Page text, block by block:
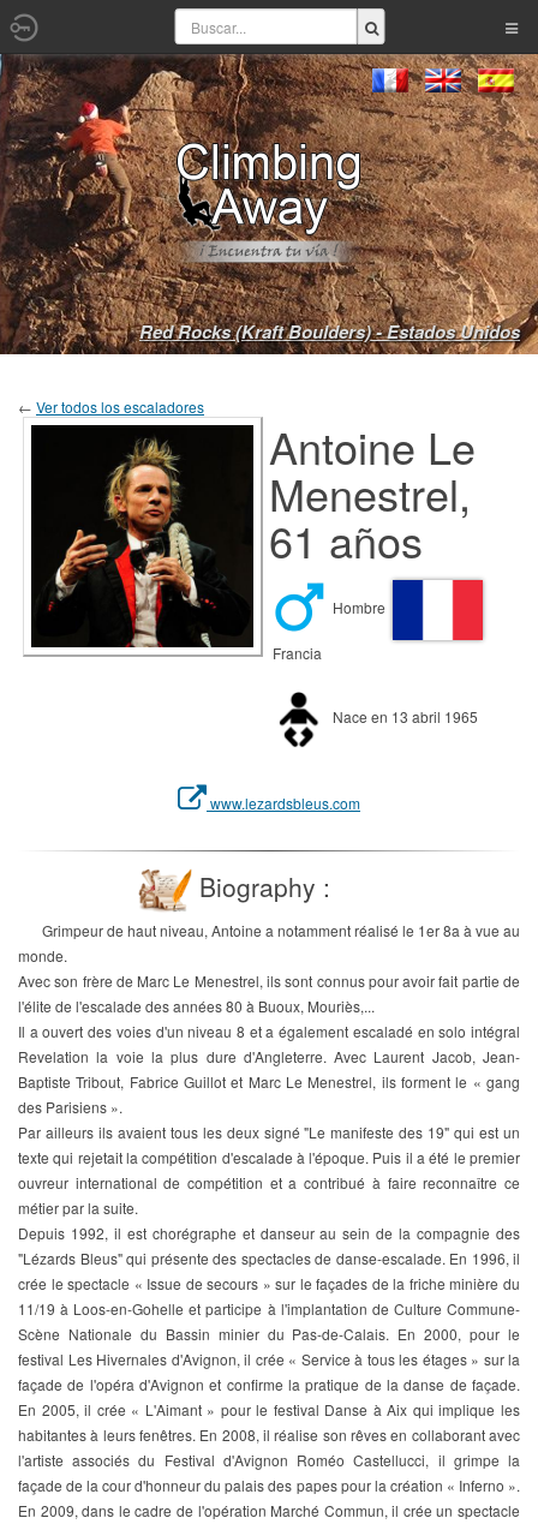
Red Rocks (Kraft Boulders) - Estados Unidos
← Ver todos los escaladores
Antoine Le
Menestrel,
61 años
Hombre
Francia
Nace en 13 abril 1965
www.lezardsbleus.com
Biography :
Grimpeur de haut niveau, Antoine a notamment réalisé le 1er 8a à vue au
monde.
Avec son frère de Marc Le Menestrel, ils sont connus pour avoir fait partie de
l'élite de l'escalade des années 80 à Buoux, Mouriès,...
Il a ouvert des voies d'un niveau 8 et a également escaladé en solo intégral
Revelation la voie la plus dure d'Angleterre. Avec Laurent Jacob, Jean-
Baptiste Tribout, Fabrice Guillot et Marc Le Menestrel, ils forment le « gang
des Parisiens ».
Par ailleurs ils avaient tous les deux signé "Le manifeste des 19" qui est un
texte qui rejetait la compétition d'escalade à l'époque. Puis il a été le premier
ouvreur international de compétition et a contribué à faire reconnaître ce
métier par la suite.
Depuis 1992, il est chorégraphe et danseur au sein de la compagnie des
"Lézards Bleus" qui présente des spectacles de danse-escalade. En 1996, il
crée le spectacle « Issue de secours » sur le façades de la friche minière du
11/19 à Loos-en-Gohelle et participe à l'implantation de Culture Commune-
Scène Nationale du Bassin minier du Pas-de-Calais. En 2000, pour le
festival Les Hivernales d'Avignon, il crée « Service à tous les étages » sur la
façade de l'opéra d'Avignon et confirme la pratique de la danse de façade.
En 2005, il crée « L'Aimant » pour le festival Danse à Aix qui implique les
habitantes à leurs fenêtres. En 2008, il réalise son rêves en collaborant avec
l'artiste associés du Festival d'Avignon Roméo Castellucci, il grimpe la
façade de la cour d'honneur du palais des papes pour la création « Inferno ».
En 2009, dans le cadre de l'opération Marché Commun, il crée un spectacle